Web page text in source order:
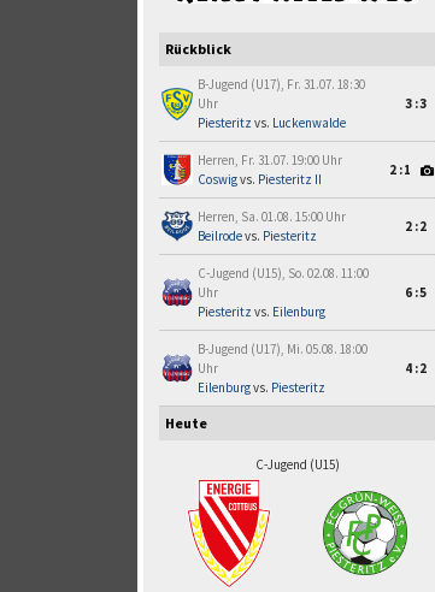
Rückblick
B-Jugend (U17), Fr. 31.07. 18:30
Uhr
Piesteritz vs. Luckenwalde
3:3
Herren, Fr. 31.07. 19:00 Uhr
Coswigvs. Piesteritz II
2:1
Herren, Sa. 01.08. 15:00 Uhr
Beilrodevs. Piesteritz
2:2
C-Jugend (U15), So. 02.08. 11:00
Uhr
Piesteritz vs. Eilenburg
6:5
B-Jugend (U17), Mi. 05.08. 18:00
Uhr
Eilenburgvs. Piesteritz
4:2
Heute
C-Jugend (U15)